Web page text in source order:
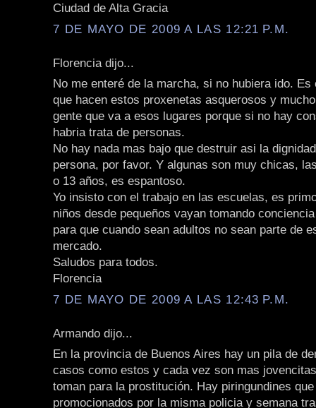
Ciudad de Alta Gracia
7 DE MAYO DE 2009 A LAS 12:21 P.M.
Florencia dijo...
No me enteré de la marcha, si no hubiera ido. Es
que hacen estos proxenetas asquerosos y
gente que va a esos lugares porque si no hay
habria trata de personas.
No hay nada mas bajo que destruir asi la
persona, por favor. Y algunas son muy chicas,
o 13 años, es espantoso.
Yo insisto con el trabajo en las escuelas, es
niños desde pequeños vayan tomando
para que cuando sean adultos no sean parte de
mercado.
Saludos para todos.
Florencia
7 DE MAYO DE 2009 A LAS 12:43 P.M.
Armando dijo...
En la provincia de Buenos Aires hay un pila de
casos como estos y cada vez son mas
toman para la prostitución. Hay piringundines
promocionados por la misma policia y semana